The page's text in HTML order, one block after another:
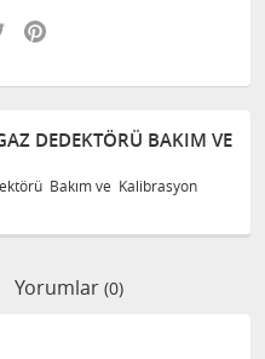
Twitter
DEDEKTÖRÜ BAKIM VE
Bakım ve Kalibrasyon
Yorumlar (0)